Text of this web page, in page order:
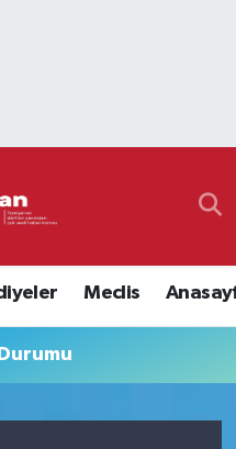
Meclis
ve Fikstür